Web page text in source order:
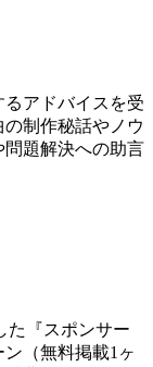
アドバイスを受
制作秘話やノウ
題解決への助言
た『スポンサー
（無料掲載1ヶ